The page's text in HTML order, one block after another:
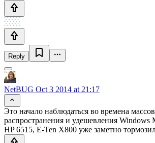
Reply
NetBUG Oct 3 2014 at 21:17
Это начало наблюдаться во времена
распространения и удешевления Windows
HP 6515, E-Ten X800 уже заметно